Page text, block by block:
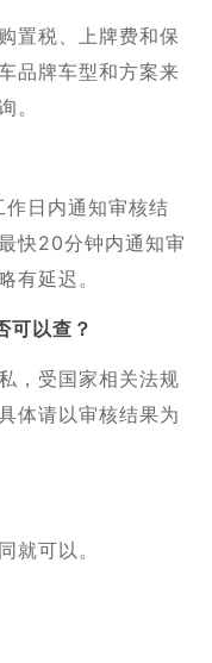
置税、上牌费和保
品牌车型和方案来
。
日内通知审核结
快20分钟内通知审
有延迟。
可以查？
，受国家相关法规
体请以审核结果为
就可以。